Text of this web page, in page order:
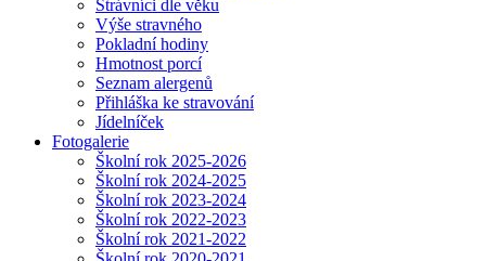
Strávníci dle věku
Výše stravného
Pokladní hodiny
Hmotnost porcí
Seznam alergenů
Přihláška ke stravování
Jídelníček
Fotogalerie
Školní rok 2025-2026
Školní rok 2024-2025
Školní rok 2023-2024
Školní rok 2022-2023
Školní rok 2021-2022